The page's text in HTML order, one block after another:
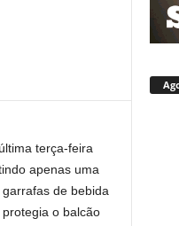
terça-feira
apenas uma
de bebida
o balcão